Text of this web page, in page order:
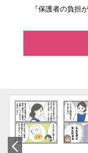
『保護者の負